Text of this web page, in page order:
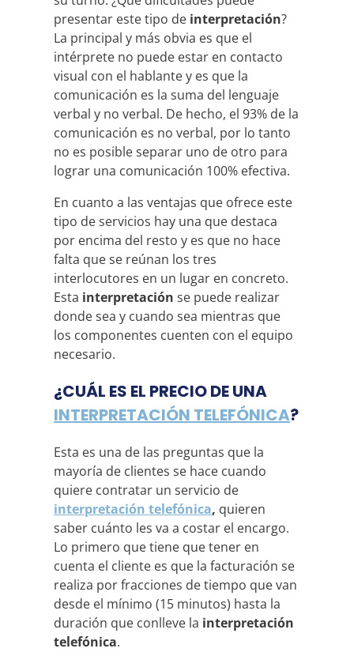
presentar este tipo de interpretación?
La principal y más obvia es que el
intérprete no puede estar en contacto
visual con el hablante y es que la
comunicación es la suma del lenguaje
verbal y no verbal. De hecho, el 93% de la
comunicación es no verbal, por lo tanto
no es posible separar uno de otro para
lograr una comunicación 100% efectiva.
En cuanto a las ventajas que ofrece este
tipo de servicios hay una que destaca
por encima del resto y es que no hace
falta que se reúnan los tres
interlocutores en un lugar en concreto.
Esta interpretación se puede realizar
donde sea y cuando sea mientras que
los componentes cuenten con el equipo
necesario.
¿CUÁL ES EL PRECIO DE UNA
INTERPRETACIÓN TELEFÓNICA?
Esta es una de las preguntas que la
mayoría de clientes se hace cuando
quiere contratar un servicio de
interpretación telefónica, quieren
saber cuánto les va a costar el encargo.
Lo primero que tiene que tener en
cuenta el cliente es que la facturación se
realiza por fracciones de tiempo que van
desde el mínimo (15 minutos) hasta la
duración que conlleve la interpretación
telefónica.